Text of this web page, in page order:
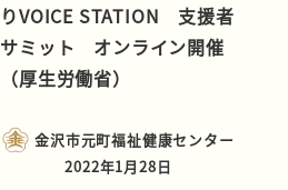
りVOICE STATION 支援者
サミット オンライン開催
（厚生労働省）
金沢市元町福祉健康センター
2022年1月28日